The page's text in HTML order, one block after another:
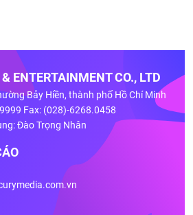
ENTERTAINMENT CO., LTD
Bảy Hiền, thành phố Hồ Chí Minh
Fax: (028)-6268.0458
Đào Trọng Nhân